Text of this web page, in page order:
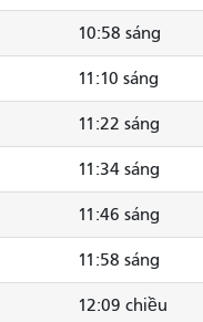
10:58 sáng
11:10 sáng
11:22 sáng
11:34 sáng
11:46 sáng
11:58 sáng
12:09 chiều